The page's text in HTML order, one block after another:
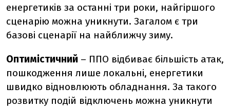
енергетиків за останні три роки, найгіршого
сценарію можна уникнути. Загалом є три
базові сценарії на найближчу зиму.
Оптимістичний – ППО відбиває більшість атак,
пошкодження лише локальні, енергетики
швидко відновлюють обладнання. За такого
розвитку подій відключень можна уникнути